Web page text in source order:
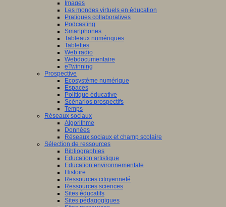
Images
Les mondes virtuels en éducation
Pratiques collaboratives
Podcasting
Smartphones
Tableaux numériques
Tablettes
Web radio
Webdocumentaire
eTwinning
Prospective
Ecosystème numérique
Espaces
Politique éducative
Scénarios prospectifs
Temps
Réseaux sociaux
Algorithme
Données
Réseaux sociaux et champ scolaire
Sélection de ressources
Bibliographies
Education artistique
Education environnementale
Histoire
Ressources citoyenneté
Ressources sciences
Sites éducatifs
Sites pédagogiques